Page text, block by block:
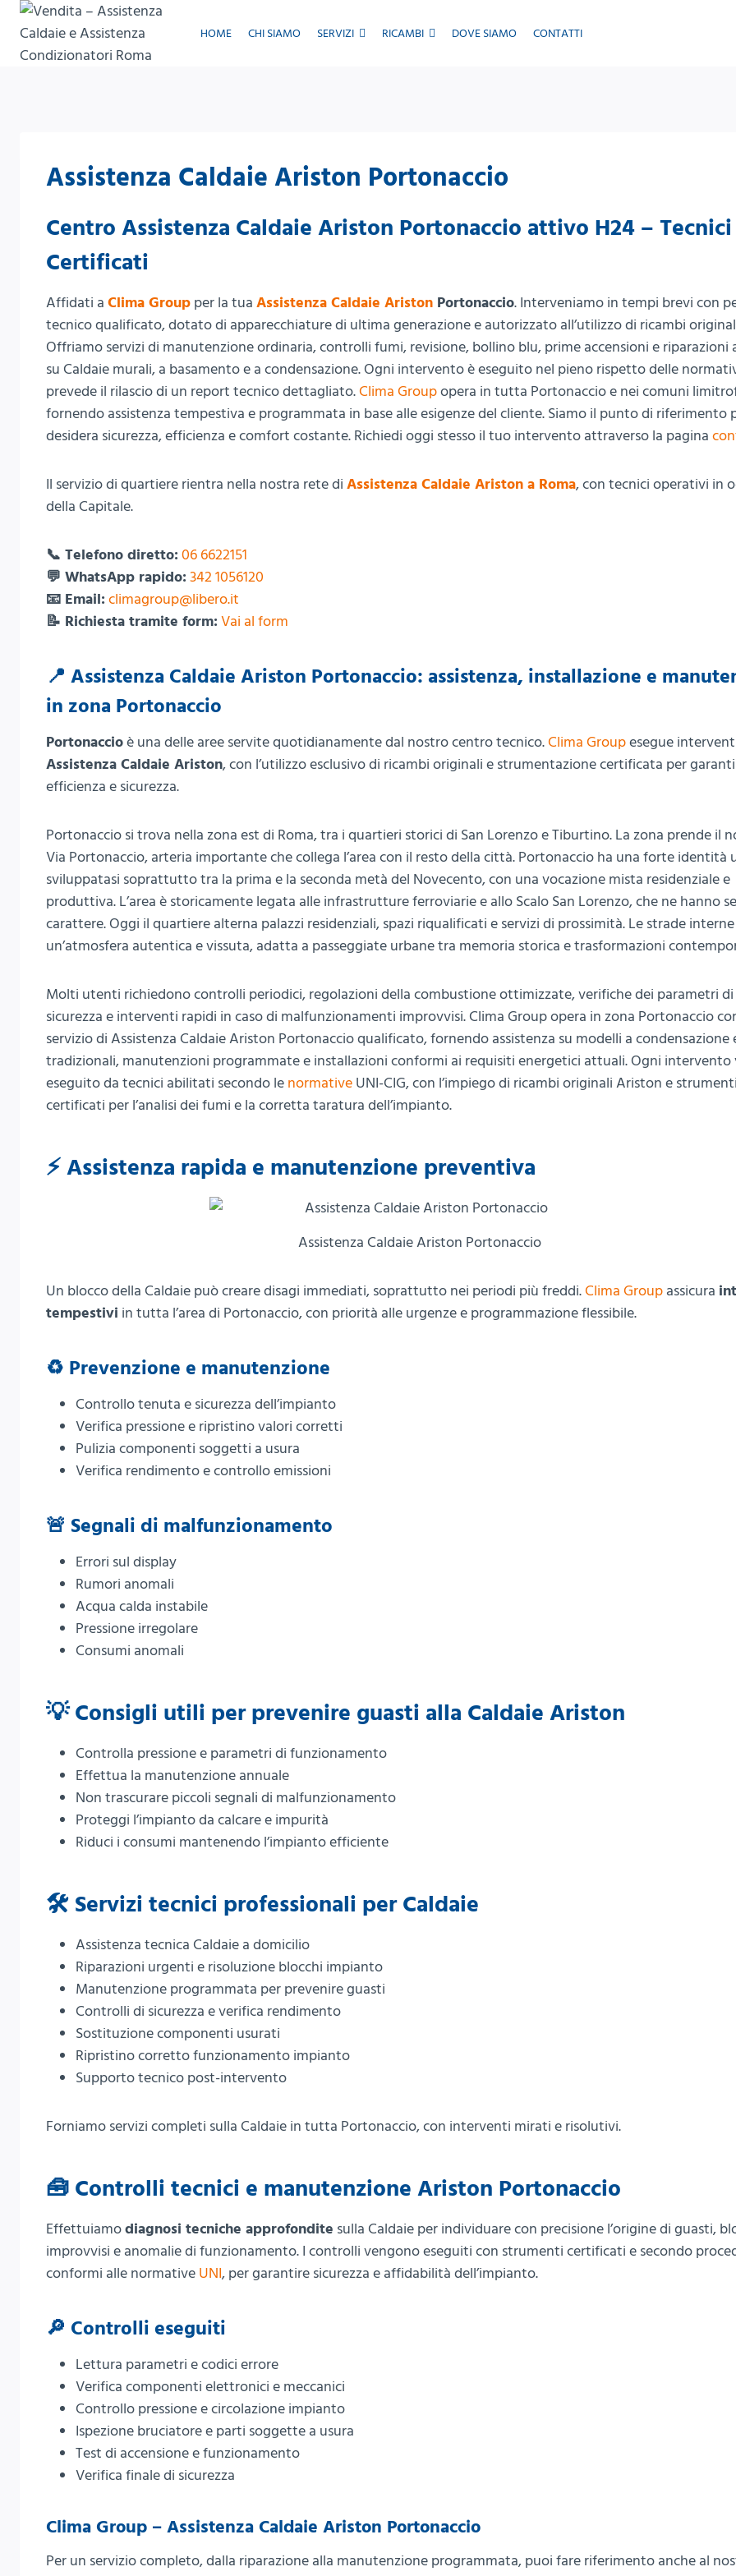
Salta
contenuto
HOME CHI SIAMO SERVIZI RICAMBI DOVE SIAMO CONTATTI
Assistenza Caldaie Ariston Portonaccio
Centro Assistenza Caldaie Ariston Portonaccio attivo H24 – Tecnici
Certificati
Affidati a Clima Group per la tua Assistenza Caldaie Ariston Portonaccio. Interveniamo in tempi brevi con
tecnico qualificato, dotato di apparecchiature di ultima generazione e autorizzato all’utilizzo di ricambi
Offriamo servizi di manutenzione ordinaria, controlli fumi, revisione, bollino blu, prime accensioni e riparazioni
su Caldaie murali, a basamento e a condensazione. Ogni intervento è eseguito nel pieno rispetto delle
prevede il rilascio di un report tecnico dettagliato.Clima Groupopera in tutta Portonaccio e nei comuni
fornendo assistenza tempestiva e programmata in base alle esigenze del cliente. Siamo il punto di riferimento
desidera sicurezza, efficienza e comfort costante. Richiedi oggi stesso il tuo intervento attraverso la pagina
Il servizio di quartiere rientra nella nostra rete di Assistenza Caldaie Ariston a Roma, con tecnici operativi in
della Capitale.
📞 Telefono diretto: 06 6622151
💬 WhatsApp rapido: 342 1056120
📧 Email: climagroup@libero.it
📝 Richiesta tramite form: Vai al form
📍 Assistenza Caldaie Ariston Portonaccio: assistenza, installazione e
in zona Portonaccio
Portonaccioè una delle aree servite quotidianamente dal nostro centro tecnico.Clima Groupesegue
Assistenza Caldaie Ariston, con l’utilizzo esclusivo di ricambi originali e strumentazione certificata per
efficienza e sicurezza.
Portonaccio si trova nella zona est di Roma, tra i quartieri storici di San Lorenzo e Tiburtino. La zona prende il
Via Portonaccio, arteria importante che collega l’area con il resto della città. Portonaccio ha una forte identità
sviluppatasi soprattutto tra la prima e la seconda metà del Novecento, con una vocazione mista residenziale e
produttiva. L’area è storicamente legata alle infrastrutture ferroviarie e allo Scalo San Lorenzo, che ne hanno
carattere. Oggi il quartiere alterna palazzi residenziali, spazi riqualificati e servizi di prossimità. Le strade
un’atmosfera autentica e vissuta, adatta a passeggiate urbane tra memoria storica e trasformazioni
Molti utenti richiedono controlli periodici, regolazioni della combustione ottimizzate, verifiche dei parametri di
sicurezza e interventi rapidi in caso di malfunzionamenti improvvisi. Clima Group opera in zona Portonaccio
servizio di Assistenza Caldaie Ariston Portonaccio qualificato, fornendo assistenza su modelli a condensazione
tradizionali, manutenzioni programmate e installazioni conformi ai requisiti energetici attuali. Ogni intervento
eseguito da tecnici abilitati secondo le normative UNI-CIG, con l’impiego di ricambi originali Ariston e strumenti
certificati per l’analisi dei fumi e la corretta taratura dell’impianto.
⚡ Assistenza rapida e manutenzione preventiva
Assistenza Caldaie Ariston Portonaccio
Un blocco della Caldaie può creare disagi immediati, soprattutto nei periodi più freddi.Clima Group assicura
tempestivi in tutta l’area di Portonaccio, con priorità alle urgenze e programmazione flessibile.
♻️ Prevenzione e manutenzione
Controllo tenuta e sicurezza dell’impianto
Verifica pressione e ripristino valori corretti
Pulizia componenti soggetti a usura
Verifica rendimento e controllo emissioni
🚨 Segnali di malfunzionamento
Errori sul display
Rumori anomali
Acqua calda instabile
Pressione irregolare
Consumi anomali
💡 Consigli utili per prevenire guasti alla Caldaie Ariston
Controlla pressione e parametri di funzionamento
Effettua la manutenzione annuale
Non trascurare piccoli segnali di malfunzionamento
Proteggi l’impianto da calcare e impurità
Riduci i consumi mantenendo l’impianto efficiente
🛠️ Servizi tecnici professionali per Caldaie
Assistenza tecnica Caldaie a domicilio
Riparazioni urgenti e risoluzione blocchi impianto
Manutenzione programmata per prevenire guasti
Controlli di sicurezza e verifica rendimento
Sostituzione componenti usurati
Ripristino corretto funzionamento impianto
Supporto tecnico post-intervento
Forniamo servizi completi sulla Caldaie in tutta Portonaccio, con interventi mirati e risolutivi.
🧰 Controlli tecnici e manutenzione Ariston Portonaccio
Effettuiamodiagnosi tecniche approfondite sulla Caldaie per individuare con precisione l’origine di guasti,
improvvisi e anomalie di funzionamento. I controlli vengono eseguiti con strumenti certificati e secondo
conformi alle normative UNI, per garantire sicurezza e affidabilità dell’impianto.
🔎 Controlli eseguiti
Lettura parametri e codici errore
Verifica componenti elettronici e meccanici
Controllo pressione e circolazione impianto
Ispezione bruciatore e parti soggette a usura
Test di accensione e funzionamento
Verifica finale di sicurezza
Clima Group – Assistenza Caldaie Ariston Portonaccio
Per un servizio completo, dalla riparazione alla manutenzione programmata, puoi fare riferimento anche al